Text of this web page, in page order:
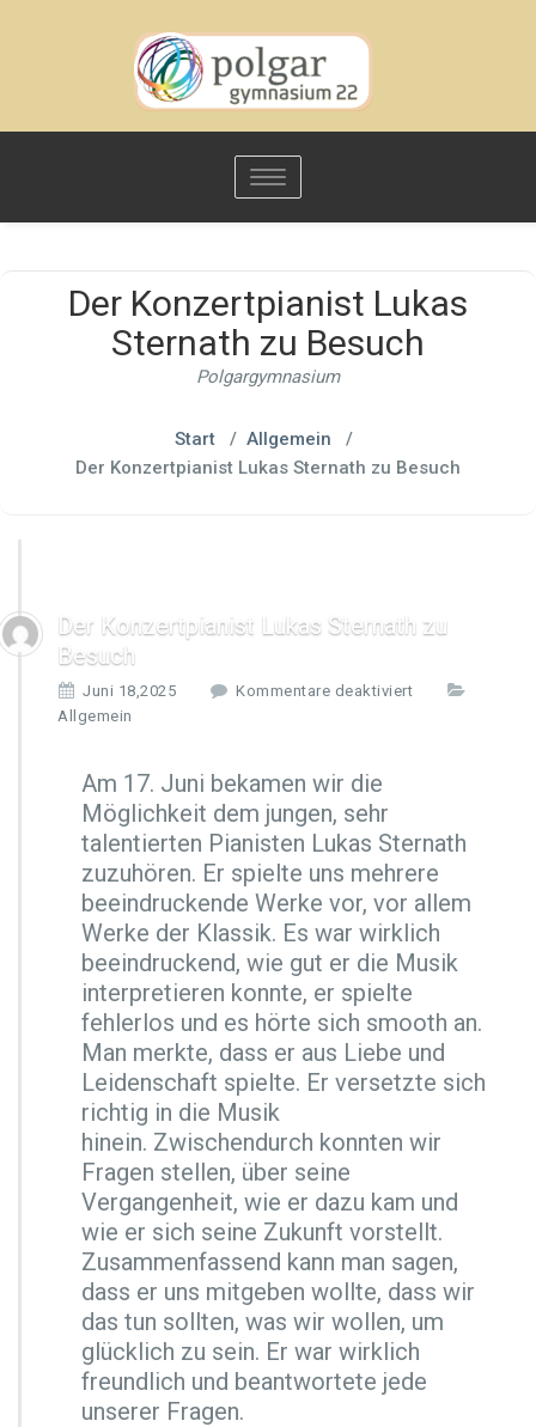
Toggle
navigation
Der Konzertpianist Lukas
Sternath zu Besuch
Polgargymnasium
Start/ Allgemein /
Der Konzertpianist Lukas Sternath zu Besuch
Der Konzertpianist Lukas Sternath zu
Besuch
Juni 18,2025 Kommentare deaktiviert
K
o
n
z
e
r
t
i
a
n
i
t
u
k
a
s
S
t
e
r
n
Allgemein
Am 17. Juni bekamen wir die
Möglichkeit dem jungen, sehr
talentierten Pianisten Lukas Sternath
zuzuhören. Er spielte uns mehrere
beeindruckende Werke vor, vor allem
Werke der Klassik. Es war wirklich
beeindruckend, wie gut er die Musik
interpretieren konnte, er spielte
fehlerlos und es hörte sich smooth an.
Man merkte, dass er aus Liebe und
Leidenschaft spielte. Er versetzte sich
richtig in die Musik
hinein. Zwischendurch konnten wir
Fragen stellen, über seine
Vergangenheit, wie er dazu kam und
wie er sich seine Zukunft vorstellt.
Zusammenfassend kann man sagen,
dass er uns mitgeben wollte, dass wir
das tun sollten, was wir wollen, um
glücklich zu sein. Er war wirklich
freundlich und beantwortete jede
unserer Fragen.